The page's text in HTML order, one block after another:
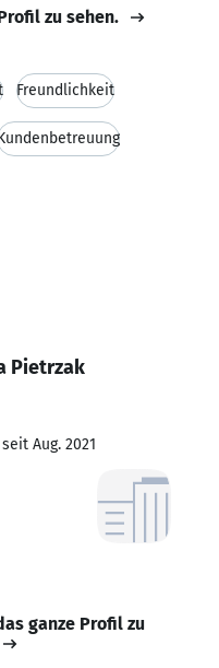
zu sehen.
Freundlichkeit
Pietrzak
Aug. 2021
ganze Profil zu